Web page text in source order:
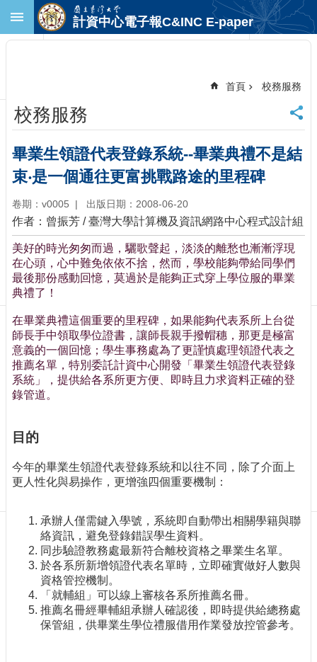
跳到主要內容區塊
首
頁
臺
大
首
計
中
首
頁
聯
絡
訊
訂
閱/
取
消
網
導
覽
最
新
計資中心電子報C&INC E-paper
首頁 校務服務
校務服務
畢業生領證代表登錄系統--畢業典禮不是結
束‧是一個通往更富挑戰路途的里程碑
卷期：v0005 出版日期：2008-06-20
作者：曾振芳 / 臺灣大學計算機及資訊網路中心程式設計組
美好的時光匆匆而過，驪歌聲起，淡淡的離愁也漸漸浮現
在心頭，心中難免依依不捨，然而，學校能夠帶給同學們
最後那份感動回憶，莫過於是能夠正式穿上學位服的畢業
典禮了！
在畢業典禮這個重要的里程碑，如果能夠代表系所上台從
師長手中領取學位證書，讓師長親手撥帽穗，那更是極富
意義的一個回憶；學生事務處為了更謹慎處理領證代表之
推薦名單，特別委託計資中心開發「畢業生領證代表登錄
系統」，提供給各系所更方便、即時且力求資料正確的登
錄管道。
目的
今年的畢業生領證代表登錄系統和以往不同，除了介面上
更人性化與易操作，更增強四個重要機制：
承辦人僅需鍵入學號，系統即自動帶出相關學籍與聯
絡資訊，避免登錄錯誤學生資料。
同步驗證教務處最新符合離校資格之畢業生名單。
於各系所新增領證代表名單時，立即確實做好人數與
資格管控機制。
「就輔組」可以線上審核各系所推薦名冊。
推薦名冊經畢輔組承辦人確認後，即時提供給總務處
保管組，供畢業生學位禮服借用作業發放控管參考。